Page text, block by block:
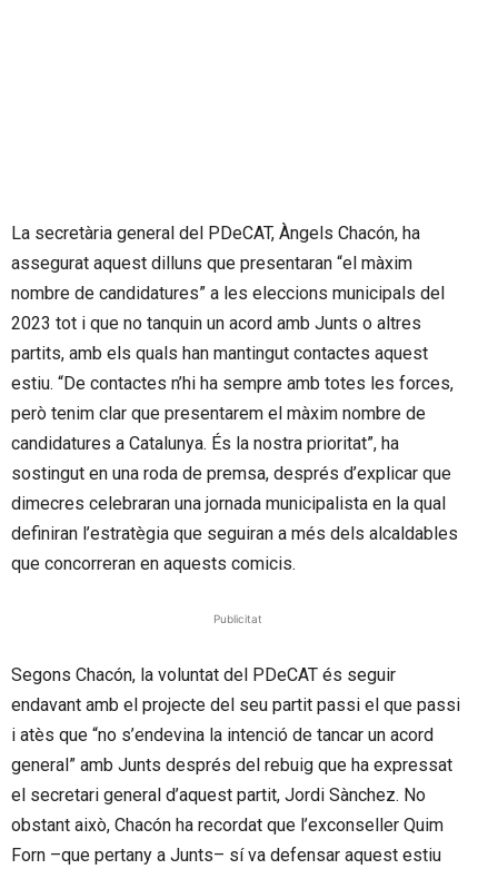
La secretària general del PDeCAT, Àngels Chacón, ha
assegurat aquest dilluns que presentaran “el màxim
nombre de candidatures” a les eleccions municipals del
2023 tot i que no tanquin un acord amb Junts o altres
partits, amb els quals han mantingut contactes aquest
estiu. “De contactes n’hi ha sempre amb totes les forces,
però tenim clar que presentarem el màxim nombre de
candidatures a Catalunya. És la nostra prioritat”, ha
sostingut en una roda de premsa, després d’explicar que
dimecres celebraran una jornada municipalista en la qual
definiran l’estratègia que seguiran a més dels alcaldables
que concorreran en aquests comicis.
Publicitat
Segons Chacón, la voluntat del PDeCAT és seguir
endavant amb el projecte del seu partit passi el que passi
i atès que “no s’endevina la intenció de tancar un acord
general” amb Junts després del rebuig que ha expressat
el secretari general d’aquest partit, Jordi Sànchez. No
obstant això, Chacón ha recordat que l’exconseller Quim
Forn –que pertany a Junts– sí va defensar aquest estiu